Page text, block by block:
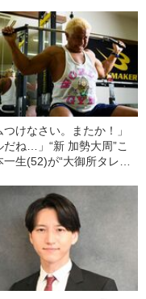
つけなさい。またか！」
だね…」“新 加勢大周”こ
一生(52)が“大御所タレン
と思った「バブリーな
年上半期BEST5